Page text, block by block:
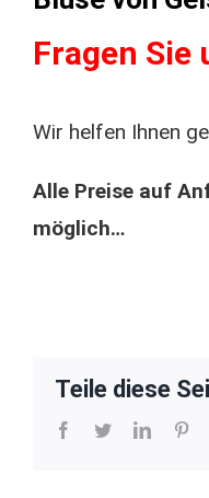
Fragen Sie
Wir helfen Ihnen
Alle Preise auf
möglich…
Teile diese
Facebook
Twitter